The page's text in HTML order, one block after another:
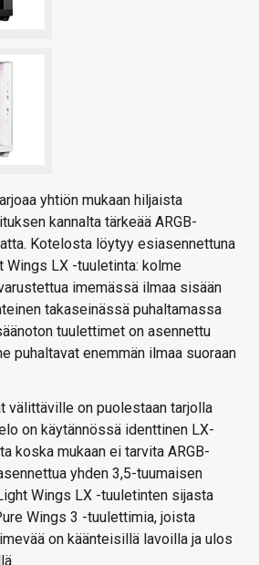
yhtiön mukaan hiljaista
kannalta tärkeää ARGB-
Kotelosta löytyy esiasennettuna
Wings LX -tuuletinta: kolme
imemässä ilmaa sisään
takaseinässä puhaltamassa
tuulettimet on asennettu
puhaltavat enemmän ilmaa suoraan
välittäville on puolestaan tarjolla
on käytännössä identtinen LX-
koska mukaan ei tarvita ARGB-
yhden 3,5-tuumaisen
Wings LX -tuuletinten sijasta
Wings 3 -tuulettimia, joista
on käänteisillä lavoilla ja ulos